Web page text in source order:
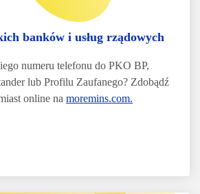
banków i usług rządowych
numeru telefonu do PKO BP,
lub Profilu Zaufanego? Zdobądź
online na moremins.com.